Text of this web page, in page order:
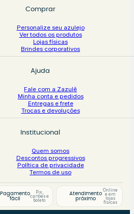
Comprar
Personalize seu azulejo
Ver todos os produtos
Lojas físicas
Brindes corporativos
Ajuda
Fale com a Zazulê
Minha conta e pedidos
Entregas e frete
Trocas e devoluções
Institucional
Quem somos
Descontos progressivos
Política de privacidade
Termos de uso
Pagamento
fácil
Pix,
cartões e
boleto
Atendimento
próximo
Online
e em
lojas
físicas